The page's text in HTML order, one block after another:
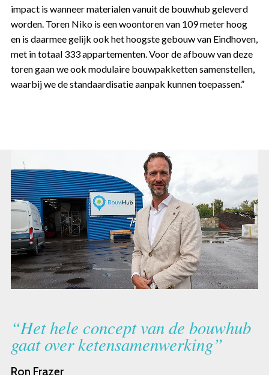
impact is wanneer materialen vanuit de bouwhub geleverd
worden. Toren Niko is een woontoren van 109 meter hoog
en is daarmee gelijk ook het hoogste gebouw van Eindhoven,
met in totaal 333 appartementen. Voor de afbouw van deze
toren gaan we ook modulaire bouwpakketten samenstellen,
waarbij we de standaardisatie aanpak kunnen toepassen.”
“Het hele concept van de bouwhub
gaat over ketensamenwerking”
Ron Frazer